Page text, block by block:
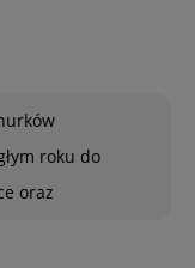
roku do
oraz